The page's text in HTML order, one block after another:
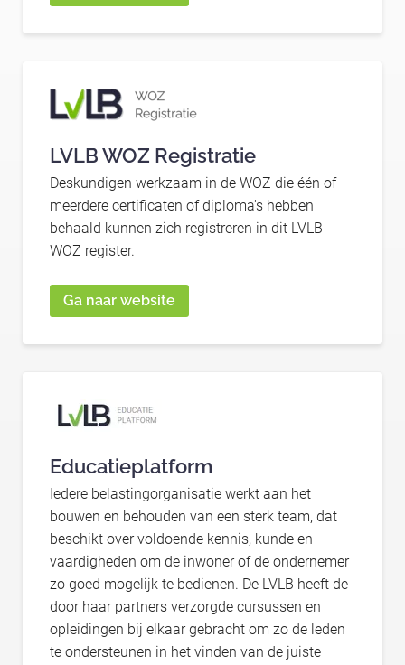
LVLB WOZ Registratie
Deskundigen werkzaam in de WOZ die één of
meerdere certificaten of diploma's hebben
behaald kunnen zich registreren in dit LVLB
WOZ register.
Ga naar website
Educatieplatform
Iedere belastingorganisatie werkt aan het
bouwen en behouden van een sterk team, dat
beschikt over voldoende kennis, kunde en
vaardigheden om de inwoner of de ondernemer
zo goed mogelijk te bedienen. De LVLB heeft de
door haar partners verzorgde cursussen en
opleidingen bij elkaar gebracht om zo de leden
te ondersteunen in het vinden van de juiste